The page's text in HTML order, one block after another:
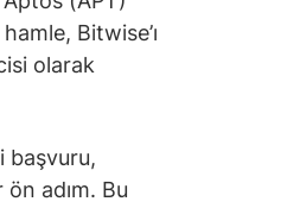
Bitwise’ı
olarak
başvuru,
adım. Bu